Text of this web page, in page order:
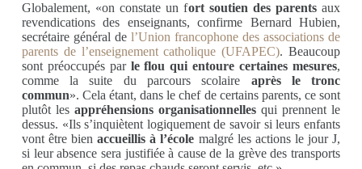
Globalement, «on constate un fort soutien des parentsaux
revendications des enseignants, confirme Bernard Hubien,
secrétaire général de l’Union francophone des associations de
parents de l’enseignement catholique (UFAPEC). Beaucoup
sont préoccupés par le flou qui entoure certaines mesures,
comme la suite du parcours scolaire après le tronc
commun». Cela étant, dans le chef de certains parents, ce sont
plutôt les appréhensions organisationnelles qui prennent le
dessus. «Ils s’inquiètent logiquement de savoir si leurs enfants
vont être bienaccueillis à l’école malgré les actions le jour J,
si leur absence sera justifiée à cause de la grève des transports